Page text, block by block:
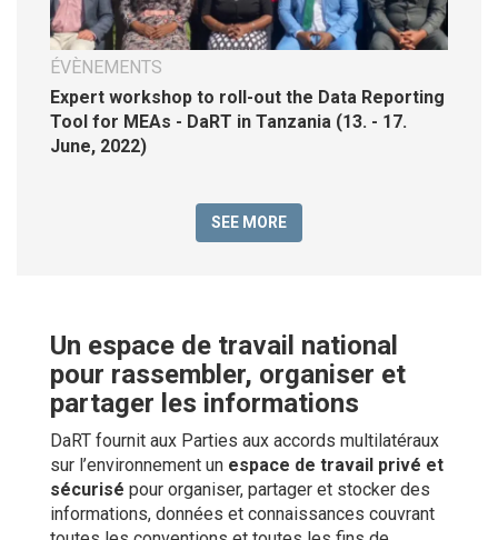
ÉVÈNEMENTS
Expert workshop to roll-out the Data Reporting
Tool for MEAs - DaRT in Tanzania (13. - 17.
June, 2022)
SEE MORE
Un espace de travail national
pour rassembler, organiser et
partager les informations
DaRT fournit aux Parties aux accords multilatéraux
sur l’environnement un espace de travail privé et
sécurisé pour organiser, partager et stocker des
informations, données et connaissances couvrant